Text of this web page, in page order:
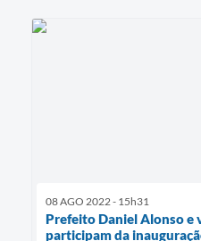
08 AGO 2022 - 15h31
Prefeito Daniel Alonso e
participam da